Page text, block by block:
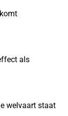
als
welvaart staat